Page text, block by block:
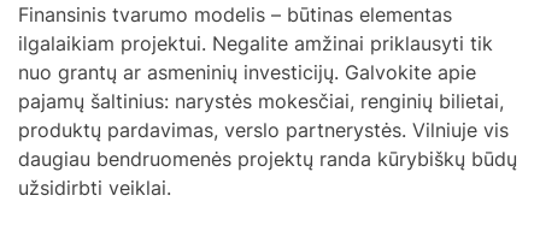
Finansinis tvarumo modelis – būtinas elementas
ilgalaikiam projektui. Negalite amžinai priklausyti tik
nuo grantų ar asmeninių investicijų. Galvokite apie
pajamų šaltinius: narystės mokesčiai, renginių bilietai,
produktų pardavimas, verslo partnerystės. Vilniuje vis
daugiau bendruomenės projektų randa kūrybiškų būdų
užsidirbti veiklai.